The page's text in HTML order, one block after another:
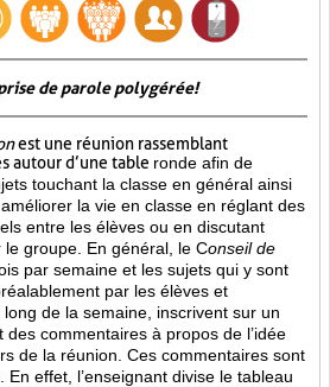
de parole polygérée!
est une réunion rassemblant
autour d’une table ronde afin de
touchant la classe en général ainsi
la vie en classe en réglant des
entre les élèves ou en discutant
le groupe. En général, le Conseil de
par semaine et les sujets qui y sont
par les élèves et
long de la semaine, inscrivent sur un
commentaires à propos de l’idée
de la réunion. Ces commentaires sont
En effet, l’enseignant divise le tableau